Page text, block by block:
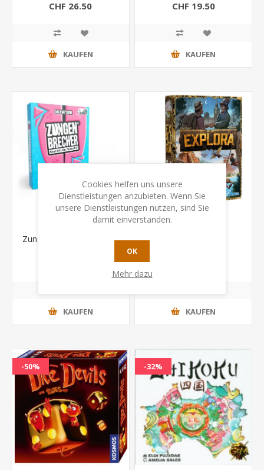
CHF 26.50
KAUFEN
CHF 19.50
KAUFEN
Zungenbrecher - raus mit
KAUFEN KAUFEN
-50% -32%
Cookies helfen uns unsere
Dienstleistungen anzubieten. Wenn Sie
unsere Dienstleistungen nutzen, sind Sie
damit einverstanden.
OK
Mehr dazu